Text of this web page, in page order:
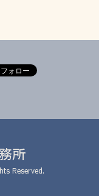
所
Reserved.